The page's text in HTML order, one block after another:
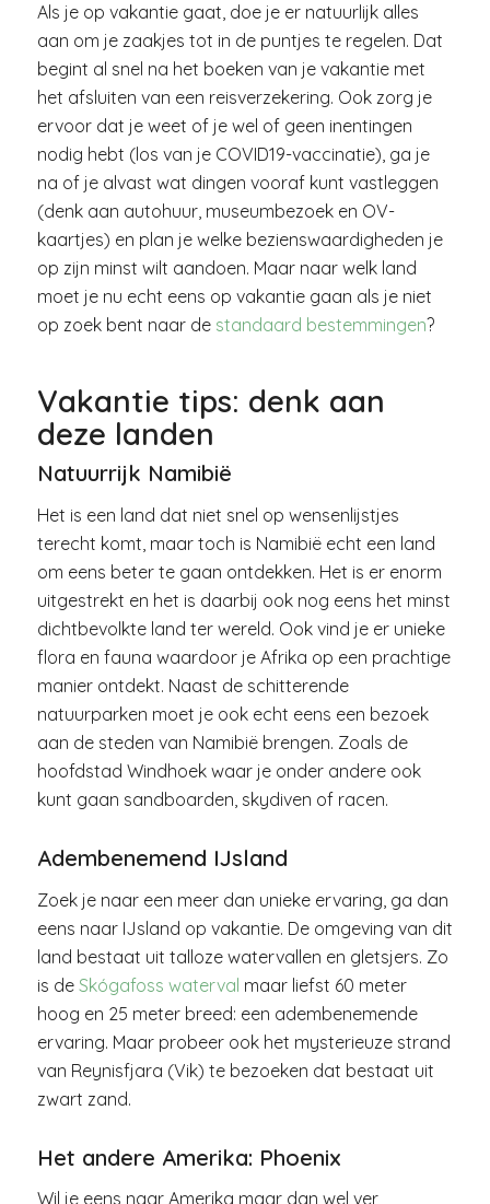
Als je op vakantie gaat, doe je er natuurlijk alles
aan om je zaakjes tot in de puntjes te regelen. Dat
begint al snel na het boeken van je vakantie met
het afsluiten van een reisverzekering. Ook zorg je
ervoor dat je weet of je wel of geen inentingen
nodig hebt (los van je COVID19-vaccinatie), ga je
na of je alvast wat dingen vooraf kunt vastleggen
(denk aan autohuur, museumbezoek en OV-
kaartjes) en plan je welke bezienswaardigheden je
op zijn minst wilt aandoen. Maar naar welk land
moet je nu echt eens op vakantie gaan als je niet
op zoek bent naar de standaard bestemmingen?
Vakantie tips: denk aan
deze landen
Natuurrijk Namibië
Het is een land dat niet snel op wensenlijstjes
terecht komt, maar toch is Namibië echt een land
om eens beter te gaan ontdekken. Het is er enorm
uitgestrekt en het is daarbij ook nog eens het minst
dichtbevolkte land ter wereld. Ook vind je er unieke
flora en fauna waardoor je Afrika op een prachtige
manier ontdekt. Naast de schitterende
natuurparken moet je ook echt eens een bezoek
aan de steden van Namibië brengen. Zoals de
hoofdstad Windhoek waar je onder andere ook
kunt gaan sandboarden, skydiven of racen.
Adembenemend IJsland
Zoek je naar een meer dan unieke ervaring, ga dan
eens naar IJsland op vakantie. De omgeving van dit
land bestaat uit talloze watervallen en gletsjers. Zo
is de Skógafoss waterval maar liefst 60 meter
hoog en 25 meter breed: een adembenemende
ervaring. Maar probeer ook het mysterieuze strand
van Reynisfjara (Vik) te bezoeken dat bestaat uit
zwart zand.
Het andere Amerika: Phoenix
Wil je eens naar Amerika maar dan wel ver